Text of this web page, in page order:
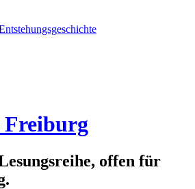
Freiburg
offen für